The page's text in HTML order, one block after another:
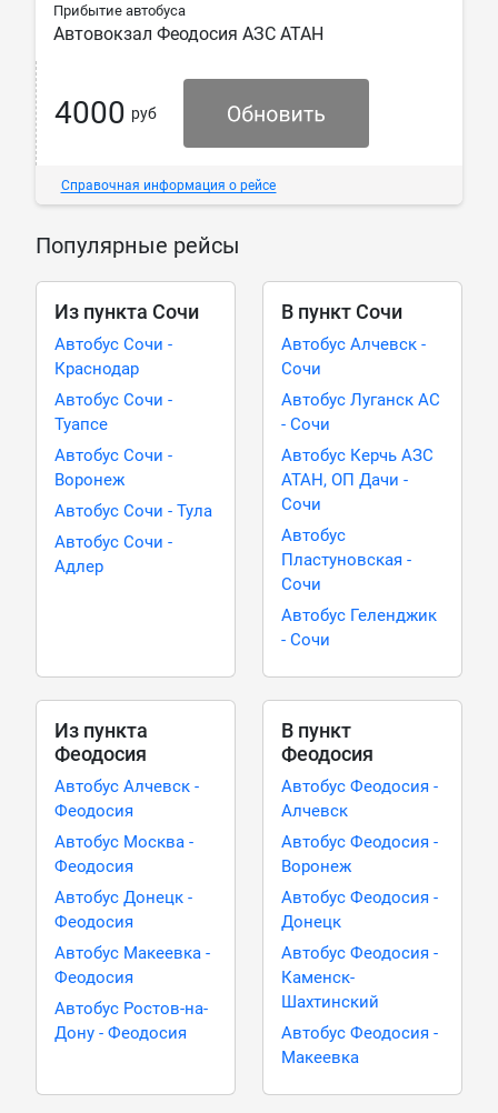
Прибытие автобуса
Автовокзал Феодосия АЗС АТАН
4000 руб
Справочная информация о рейсе
Популярные рейсы
Из пункта Сочи
Автобус Сочи -
Краснодар
Автобус Сочи -
Туапсе
Автобус Сочи -
Воронеж
Автобус Сочи - Тула
Автобус Сочи -
Адлер
В пункт Сочи
Автобус Алчевск -
Сочи
Автобус Луганск АС
- Сочи
Автобус Керчь АЗС
АТАН, ОП Дачи -
Сочи
Автобус
Пластуновская -
Сочи
Автобус Геленджик
- Сочи
Из пункта
Феодосия
Автобус Алчевск -
Феодосия
Автобус Москва -
Феодосия
Автобус Донецк -
Феодосия
Автобус Макеевка -
Феодосия
Автобус Ростов-на-
Дону - Феодосия
В пункт
Феодосия
Автобус Феодосия -
Алчевск
Автобус Феодосия -
Воронеж
Автобус Феодосия -
Донецк
Автобус Феодосия -
Каменск-
Шахтинский
Автобус Феодосия -
Макеевка